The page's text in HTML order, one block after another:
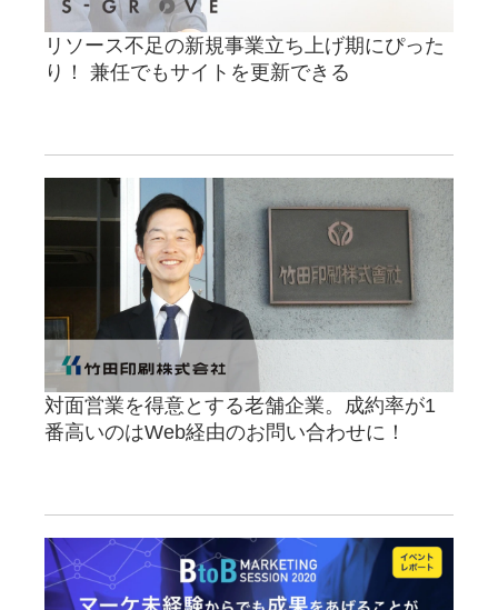
リソース不足の新規事業立ち上げ期にぴった
り！ 兼任でもサイトを更新できる
対面営業を得意とする老舗企業。成約率が1
番高いのはWeb経由のお問い合わせに！